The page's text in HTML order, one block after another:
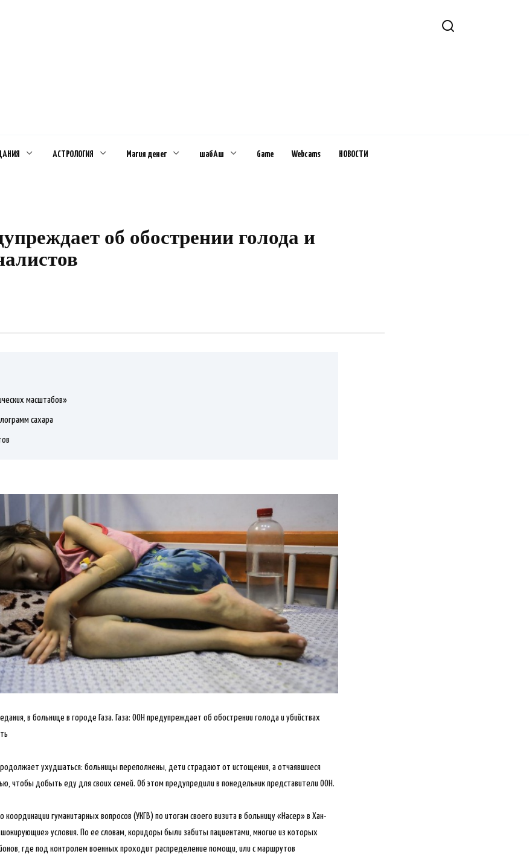
АСТРОЛОГИЯ Магия денег шабАш Game Webcams НОВОСТИ
об обострении голода и
масштабов»
сахара
в больнице в городе Газа. Газа: ООН предупреждает об обострении голода и убийствах
продолжает ухудшаться: больницы переполнены, дети страдают от истощения, а отчаявшиеся
чтобы добыть еду для своих семей. Об этом предупредили в понедельник представители ООН.
координации гуманитарных вопросов (УКГВ) по итогам своего визита в больницу «Насер» в Хан-
условия. По ее словам, коридоры были забиты пациентами, многие из которых
где под контролем военных проходит распределение помощи, или с маршрутов